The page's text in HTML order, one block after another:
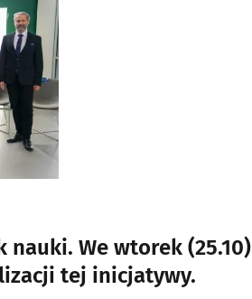
We wtorek (25.10)
tej inicjatywy.